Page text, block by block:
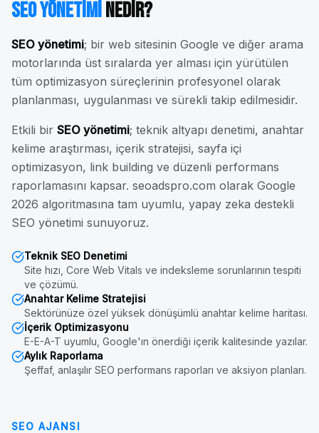
SEO YönetimiNedir?
SEO yönetimi; bir web sitesinin Google ve diğer arama
motorlarında üst sıralarda yer alması için yürütülen
tüm optimizasyon süreçlerinin profesyonel olarak
planlanması, uygulanması ve sürekli takip edilmesidir.
Etkili bir SEO yönetimi; teknik altyapı denetimi, anahtar
kelime araştırması, içerik stratejisi, sayfa içi
optimizasyon, link building ve düzenli performans
raporlamasını kapsar. seoadspro.com olarak Google
2026 algoritmasına tam uyumlu, yapay zeka destekli
SEO yönetimi sunuyoruz.
Teknik SEO Denetimi
Site hızı, Core Web Vitals ve indeksleme sorunlarının tespiti
ve çözümü.
Anahtar Kelime Stratejisi
Sektörünüze özel yüksek dönüşümlü anahtar kelime haritası.
İçerik Optimizasyonu
E-E-A-T uyumlu, Google'ın önerdiği içerik kalitesinde yazılar.
Aylık Raporlama
Şeffaf, anlaşılır SEO performans raporları ve aksiyon planları.
SEO AJANSI